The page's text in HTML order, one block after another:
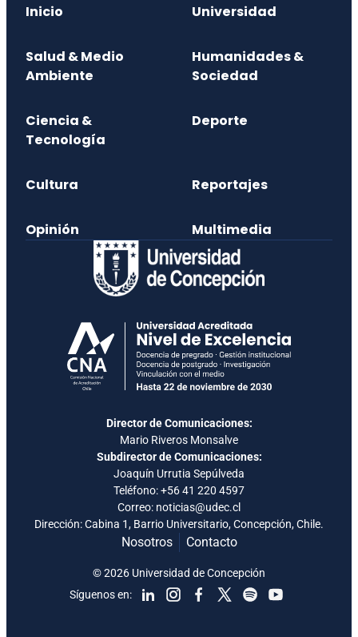
Inicio Universidad
Salud & Medio
Ambiente
Humanidades &
Sociedad
Ciencia &
Tecnología
Deporte
Cultura Reportajes
Opinión Multimedia
Director de Comunicaciones:
Mario Riveros Monsalve
Subdirector de Comunicaciones:
Joaquín Urrutia Sepúlveda
Teléfono:+56 41 220 4597
Correo: noticias@udec.cl
Dirección: Cabina 1, Barrio Universitario, Concepción, Chile.
Nosotros Contacto
Síguenos en:
© 2026 Universidad de Concepción